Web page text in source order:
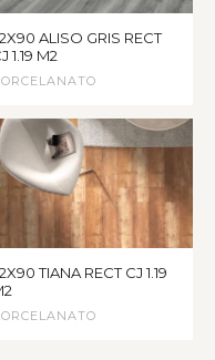
ALISO GRIS RECT
1.19 M2
TIANA RECT CJ 1.19